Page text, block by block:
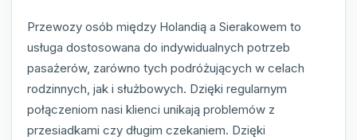
Przewozy osób między Holandią a Sierakowem to
usługa dostosowana do indywidualnych potrzeb
pasażerów, zarówno tych podróżujących w celach
rodzinnych, jak i służbowych. Dzięki regularnym
połączeniom nasi klienci unikają problemów z
przesiadkami czy długim czekaniem. Dzięki